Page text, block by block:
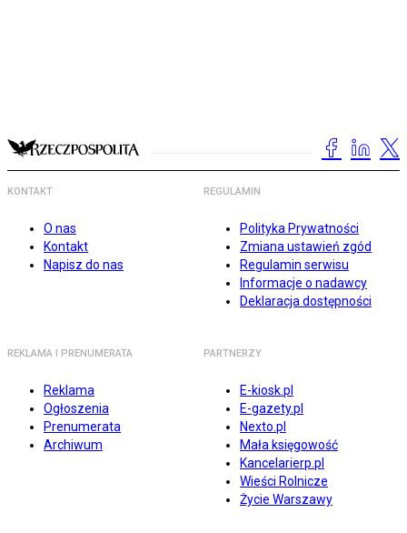
KONTAKT
O nas
Kontakt
Napisz do nas
REGULAMIN
Polityka Prywatności
Zmiana ustawień zgód
Regulamin serwisu
Informacje o nadawcy
Deklaracja dostępności
REKLAMA I PRENUMERATA
Reklama
Ogłoszenia
Prenumerata
Archiwum
PARTNERZY
E-kiosk.pl
E-gazety.pl
Nexto.pl
Mała księgowość
Kancelarierp.pl
Wieści Rolnicze
Życie Warszawy